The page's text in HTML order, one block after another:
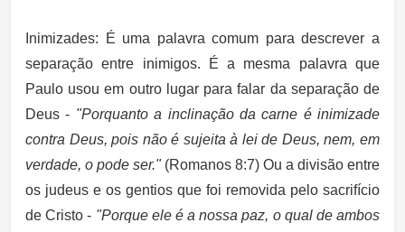
Inimizades: É uma palavra comum para descrever a
separação entre inimigos. É a mesma palavra que
Paulo usou em outro lugar para falar da separação de
Deus - "Porquanto a inclinação da carne é inimizade
contra Deus, pois não é sujeita à lei de Deus, nem, em
verdade, o pode ser."(Romanos 8:7) Ou a divisão entre
os judeus e os gentios que foi removida pelo sacrifício
de Cristo - "Porque ele é a nossa paz, o qual de ambos